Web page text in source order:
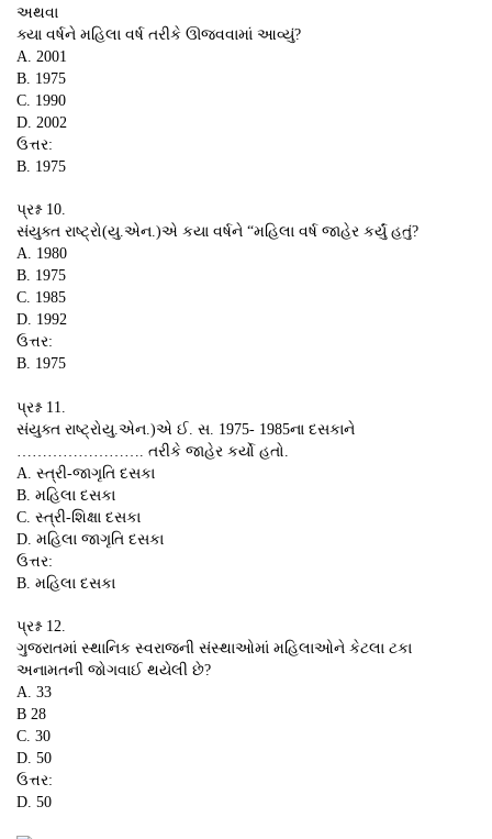
અથવા
ક્યા વર્ષને મહિલા વર્ષ તરીકે ઊજવવામાં આવ્યું?
A. 2001
B. 1975
C. 1990
D. 2002
ઉત્તર:
B. 1975
પ્રશ્ન 10.
સંયુક્ત રાષ્ટ્રો(યુ.એન.)એ કયા વર્ષને “મહિલા વર્ષ જાહેર કર્યું હતું?
A. 1980
B. 1975
C. 1985
D. 1992
ઉત્તર:
B. 1975
પ્રશ્ન 11.
સંયુક્ત રાષ્ટ્રોયુ.એન.)એ ઈ. સ. 1975- 1985ના દસકાને
……………………. તરીકે જાહેર કર્યો હતો.
A. સ્ત્રી-જાગૃતિ દસકા
B. મહિલા દસકા
C. સ્ત્રી-શિક્ષા દસકા
D. મહિલા જાગૃતિ દસકા
ઉત્તર:
B. મહિલા દસકા
પ્રશ્ન 12.
ગુજરાતમાં સ્થાનિક સ્વરાજની સંસ્થાઓમાં મહિલાઓને કેટલા ટકા
અનામતની જોગવાઈ થયેલી છે?
A. 33
B 28
C. 30
D. 50
ઉત્તર:
D. 50